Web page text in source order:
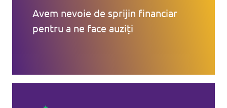
Avem nevoie de sprijin financiar
pentru a ne face auziți